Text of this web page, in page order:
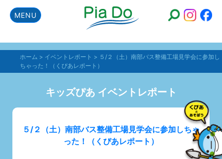
MENU
ホーム > イベントレポート > ５/２（土）南部バス整備工場見学会に参加し
ちゃった！（くぴあレポート）
キッズぴあ イベントレポート
５/２（土）南部バス整備工場見学会に参加しちゃ
った！（くぴあレポート）